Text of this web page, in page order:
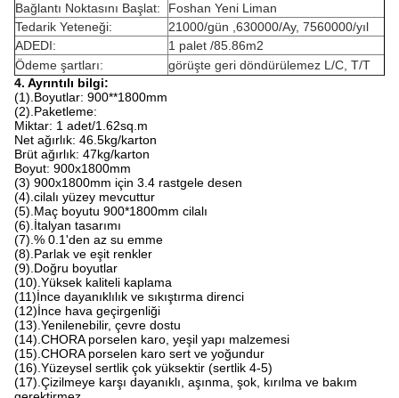
Bağlantı Noktasını Başlat:
Foshan Yeni Liman
Tedarik Yeteneği:
21000/gün ,630000/Ay, 7560000/yıl
ADEDI:
1 palet /85.86m2
Ödeme şartları:
görüşte geri döndürülemez L/C, T/T
4. Ayrıntılı bilgi:
(1).Boyutlar: 900**1800mm
(2).Paketleme:
Miktar: 1 adet/1.62sq.m
Net ağırlık: 46.5kg/karton
Brüt ağırlık: 47kg/karton
Boyut: 900x1800mm
(3) 900x1800mm için 3.4 rastgele desen
(4).cilalı yüzey mevcuttur
(5).Maç boyutu 900*1800mm cilalı
(6).İtalyan tasarımı
(7).% 0.1'den az su emme
(8).Parlak ve eşit renkler
(9).Doğru boyutlar
(10).Yüksek kaliteli kaplama
(11)İnce dayanıklılık ve sıkıştırma direnci
(12)İnce hava geçirgenliği
(13).Yenilenebilir, çevre dostu
(14).CHORA porselen karo, yeşil yapı malzemesi
(15).CHORA porselen karo sert ve yoğundur
(16).Yüzeysel sertlik çok yüksektir (sertlik 4-5)
(17).Çizilmeye karşı dayanıklı, aşınma, şok, kırılma ve bakım